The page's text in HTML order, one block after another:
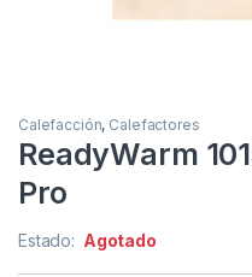
Calefacción, Calefactores
ReadyWarm
Pro
Estado: Agotado